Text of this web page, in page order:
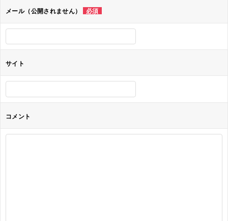
ョ
ン
メール（公開されません） 必須
サイト
コメント